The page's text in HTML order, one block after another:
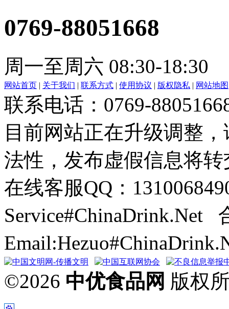
0769-88051668
周一至周六 08:30-18:30
网站首页 | 关于我们 | 联系方式 | 使用协议 | 版权隐私 | 网站地图
联系电话：0769-
目前网站正在升级调整
法性，发布虚假信息将
在线客服QQ：
Service#ChinaDrink.Net
©2026 中优食品网 版权